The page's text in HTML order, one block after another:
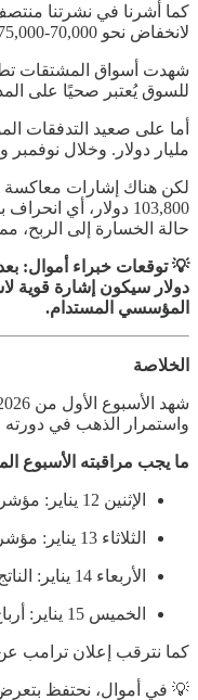
لانخفاض نحو 70,000-75,000 دولار. ويتداول البتكوين حاليًا في نطاق 90,000-93,000 دولار، متراجعًا بنحو 28% من ذروته التاريخية فوق 126,000 دولار المسجلة في أكتوبر 2025.
للسوق يُعتبر صحيًا على
مليار دولار. وخلال نوفمبر وديسمبر 2025، سجلت الصناديق تدفقات خارجة قياسية بلغت 4.57 مليار دولار، مما يؤكد استمرار نمط
لكن هناك إشارات معاكسة
حالة الخسارة إلى الربح،
المؤسسي المستدام.
الخلاصة
واستمرار الذهب في دورته
ما يجب مراقبته الأسبوع
الإثنين 12 يناير: مؤشر أسعار المستهلكين الأمريكي لشهر ديسمبر (التوقعات: 2.8% سنويًا).
الثلاثاء 13 يناير: مؤشر أسعار المنتجين، مبيعات التجزئة، أرباح JPMorgan، قرارات المحكمة العليا بخصوص دستورية التعريفات الجمركية.
الأربعاء 14 يناير: الناتج المحلي البريطاني، تقديرات الناتج الألماني لعام 2025، أرباح Bank of America وCitigroup وWells Fargo.
الخميس 15 يناير: أرباح Goldman Sachs وMorgan Stanley.
كما نترقب إعلان ترامب عن
💡 في أموال، نحتفظ بتعرض